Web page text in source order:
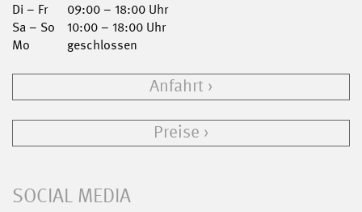
Di – Fr
09:00 – 18:00 Uhr
Sa – So
10:00 – 18:00 Uhr
Mo
geschlossen
Anfahrt
Preise
SOCIAL MEDIA